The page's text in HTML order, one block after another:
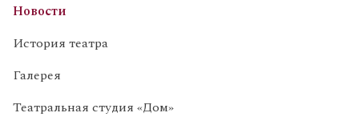
Новости
История театра
Галерея
Театральная студия «Дом»